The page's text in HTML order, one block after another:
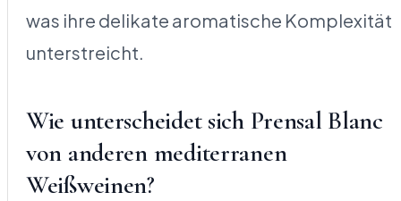
was ihre delikate aromatische Komplexität
unterstreicht.
Wie unterscheidet sich Prensal Blanc
von anderen mediterranen
Weißweinen?